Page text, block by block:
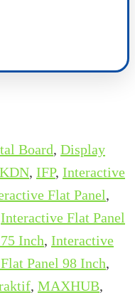
Board, Display
, IFP, Interactive
Flat Panel,
Interactive Flat Panel
Inch, Interactive
Panel 98 Inch,
, MAXHUB,